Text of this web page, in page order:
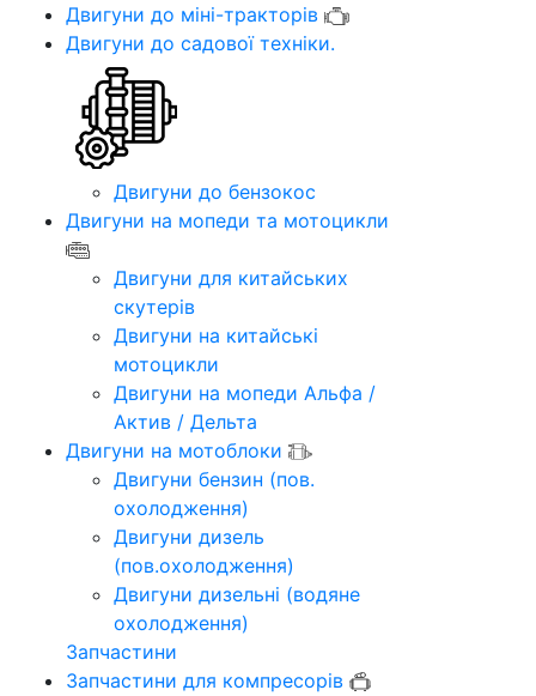
Двигуни до міні-тракторів
Двигуни до садової техніки.
Двигуни до бензокос
Двигуни на мопеди та мотоцикли
Двигуни для китайських
скутерів
Двигуни на китайські
мотоцикли
Двигуни на мопеди Альфа /
Актив / Дельта
Двигуни на мотоблоки
Двигуни бензин (пов.
охолодження)
Двигуни дизель
(пов.охолодження)
Двигуни дизельні (водяне
охолодження)
Запчастини
Запчастини для компресорів